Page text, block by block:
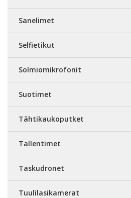
Sanelimet
Selfietikut
Solmiomikrofonit
Suotimet
Tähtikaukoputket
Tallentimet
Taskudronet
Tuulilasikamerat